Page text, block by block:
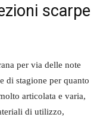
scarpe
per via delle note
di stagione per quanto
articolata e varia,
di utilizzo,